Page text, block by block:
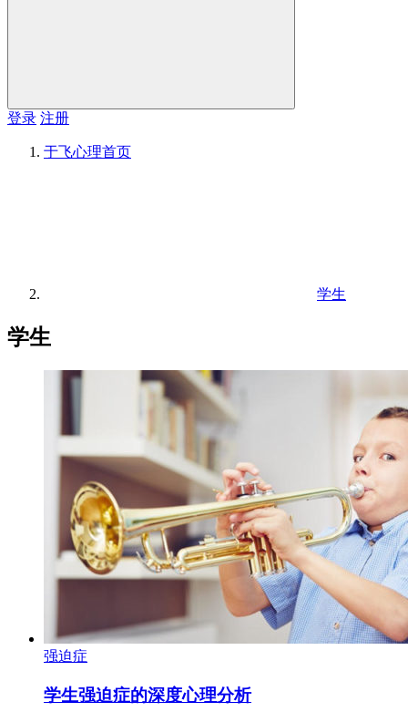
登录 注册
于飞心理首页
学生
学生
强迫症
学生强迫症的深度心理分析